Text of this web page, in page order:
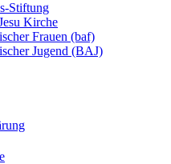
Stiftung
Kirche
Frauen (baf)
Jugend (BAJ)